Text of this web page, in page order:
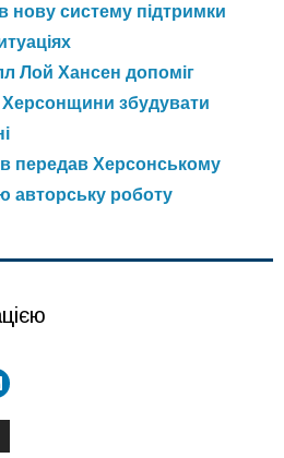
нову систему підтримки
Лой Хансен допоміг
Херсонщини збудувати
передав Херсонському
авторську роботу